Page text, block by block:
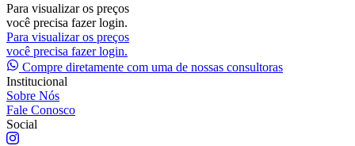
Para visualizar os preços
você precisa fazer login.
Para visualizar os preços
você precisa fazer login.
Compre diretamente com uma de nossas consultoras
Institucional
Sobre Nós
Fale Conosco
Social